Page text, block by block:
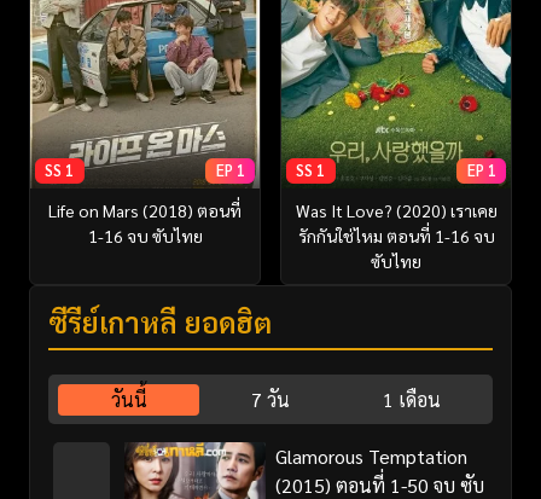
SS 1 EP 1
Life on Mars (2018) ตอนที่
1-16 จบ ซับไทย
SS 1 EP 1
Was It Love? (2020) เราเคย
รักกันใช่ไหม ตอนที่ 1-16 จบ
ซับไทย
ซีรี่ย์เกาหลี ยอดฮิต
วันนี้ 7 วัน 1 เดือน
Glamorous Temptation
(2015) ตอนที่ 1-50 จบ ซับ